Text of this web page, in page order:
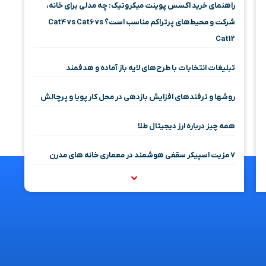
راهنمای خرید اکسس پوینت میکروتیک: چه مدلی برای خانه،
شرکت و محیط‌های پرتراکم مناسب است؟ Cat4 vs Cat6 vs
Cat12
تبلیغات انتخابات با طرح‌های لایه باز آماده و هدفمند
روشها و ترفندهای افزایش بازدهی در محل کار پویا و پرچالش
همه چیز درباره ارز دیجیتال طلا
۷ مزیت اسپیکر سقفی هوشمند در معماری خانه‌ های مدرن